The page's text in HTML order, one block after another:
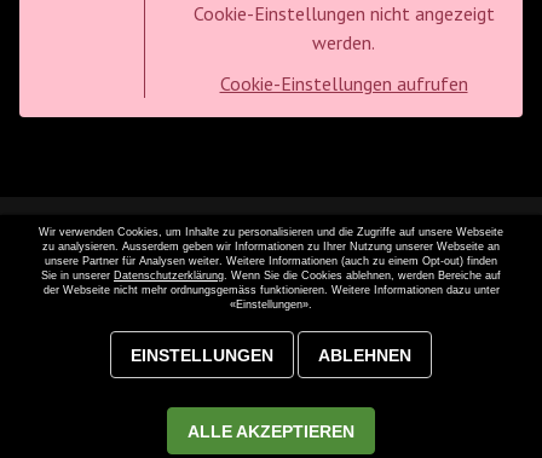
Cookie-Einstellungen nicht angezeigt
werden.
Cookie-Einstellungen aufrufen
Webseite entwickelt vonMAGIC SYSTEMSund umgesetzt mit
Dynamic CMS. © 2021-2022 Gastros Switzerland AG. Inhalte und
Weiterverwendung nur mit ausdrücklicher Genehmigung. Alle Rechte
vorbehalten.
Wir verwenden Cookies, um Inhalte zu personalisieren und die Zugriffe auf unsere Webseite
zu analysieren. Ausserdem geben wir Informationen zu Ihrer Nutzung unserer Webseite an
unsere Partner für Analysen weiter. Weitere Informationen (auch zu einem Opt-out) finden
Sie in unserer Datenschutzerklärung. Wenn Sie die Cookies ablehnen, werden Bereiche auf
der Webseite nicht mehr ordnungsgemäss funktionieren. Weitere Informationen dazu unter
«Einstellungen».
EINSTELLUNGEN ABLEHNEN
ALLE AKZEPTIEREN